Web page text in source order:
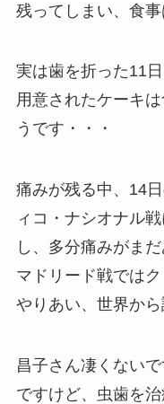
残ってしまい、食事
実は歯を折った11
用意されたケーキ
うです・・・
痛みが残る中、14
ィコ・ナシオナル
し、多分痛みがま
マドリード戦では
やりあい、世界から
昌子さん凄くない
ですけど、虫歯を